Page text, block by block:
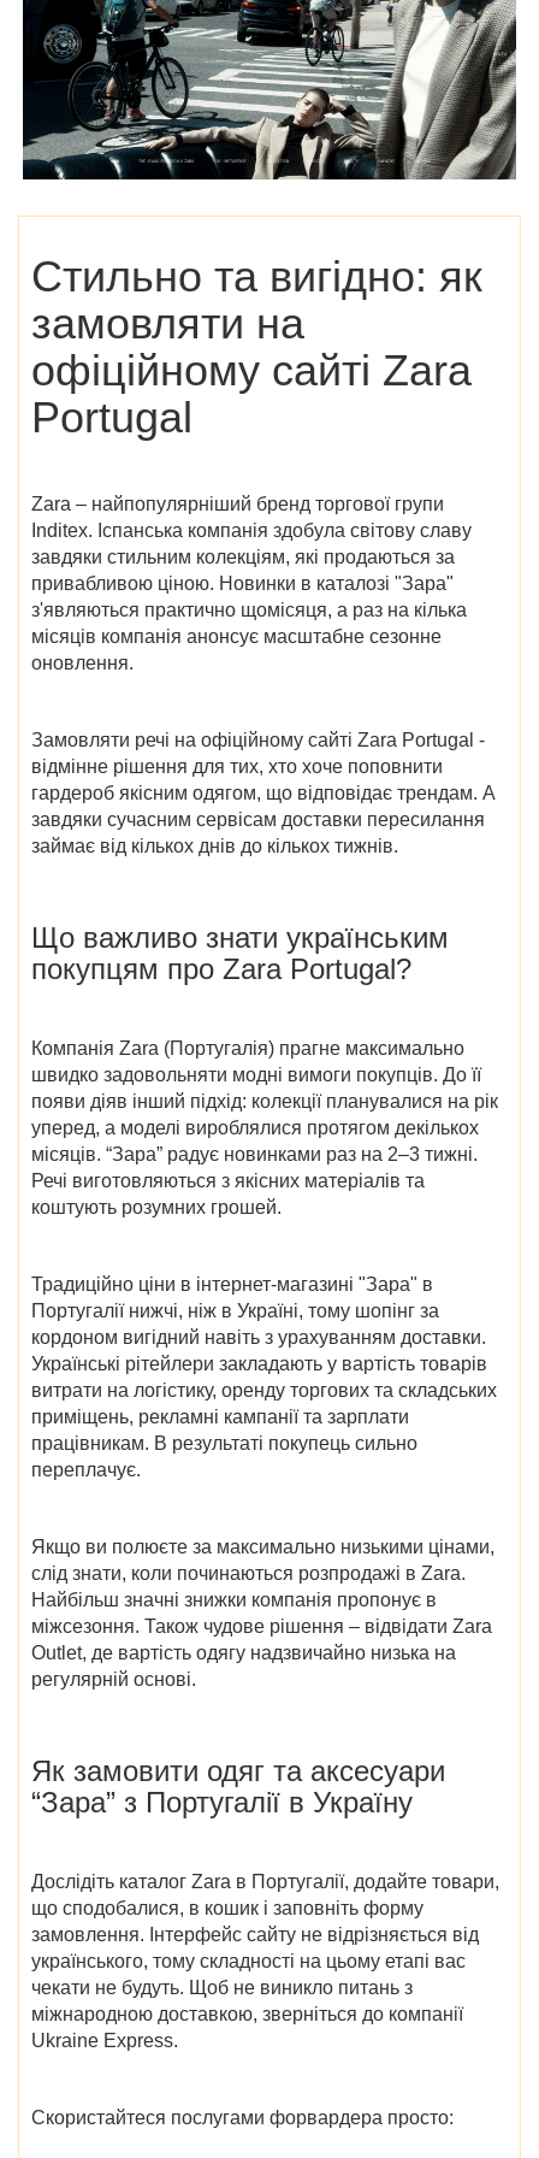
Стильно та вигідно: як
замовляти на
офіційному сайті Zara
Portugal
Zara – найпопулярніший бренд торгової групи
Inditex. Іспанська компанія здобула світову славу
завдяки стильним колекціям, які продаються за
привабливою ціною. Новинки в каталозі "Зара"
з'являються практично щомісяця, а раз на кілька
місяців компанія анонсує масштабне сезонне
оновлення.
Замовляти речі на офіційному сайті Zara Portugal -
відмінне рішення для тих, хто хоче поповнити
гардероб якісним одягом, що відповідає трендам. А
завдяки сучасним сервісам доставки пересилання
займає від кількох днів до кількох тижнів.
Що важливо знати українським
покупцям про Zara Portugal?
Компанія Zara (Португалія) прагне максимально
швидко задовольняти модні вимоги покупців. До її
появи діяв інший підхід: колекції планувалися на рік
уперед, а моделі вироблялися протягом декількох
місяців. “Зара” радує новинками раз на 2–3 тижні.
Речі виготовляються з якісних матеріалів та
коштують розумних грошей.
Традиційно ціни в інтернет-магазині "Зара" в
Португаліїнижчі, ніж в Україні, тому шопінг за
кордоном вигідний навіть з урахуванням доставки.
Українські рітейлери закладають у вартість товарів
витрати на логістику, оренду торгових та складських
приміщень, рекламні кампанії та зарплати
працівникам. В результаті покупець сильно
переплачує.
Якщо ви полюєте за максимально низькими цінами,
слід знати, коли починаються розпродажі в Zara.
Найбільш значні знижки компанія пропонує в
міжсезоння. Також чудове рішення – відвідати Zara
Outlet, де вартість одягу надзвичайно низька на
регулярній основі.
Як замовити одяг та аксесуари
“Зара” з Португалії в Україну
Дослідіть каталог Zara в Португалії, додайте товари,
що сподобалися, в кошик і заповніть форму
замовлення. Інтерфейс сайту не відрізняється від
українського, тому складності на цьому етапі вас
чекати не будуть. Щоб не виникло питань з
міжнародною доставкою, зверніться до компанії
Ukraine Express.
Скористайтеся послугами форвардера просто: